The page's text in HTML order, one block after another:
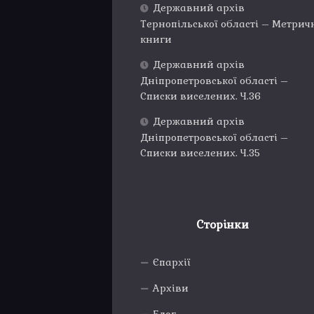
Державний архів
Тернопільської області –
книги
Державний архів
Дніпропетровської області –
Списки виселених. Ч.36
Державний архів
Дніпропетровської області –
Списки виселених. Ч.35
Сторінки
Єпархії
Архіви